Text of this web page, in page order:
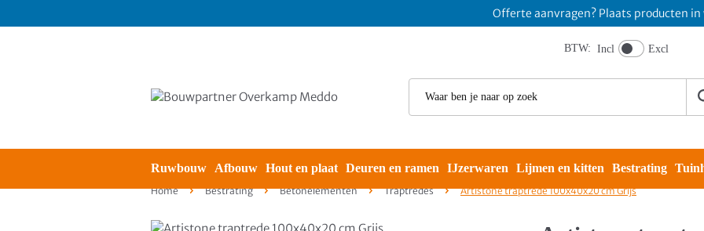
Offerte aanvragen? Plaats producten in
BTW: Incl Excl
Ruwbouw Afbouw Hout en plaat Deuren en ramen IJzerwaren Lijmen en kitten Bestrating
Home Bestrating Betonelementen Traptredes Artistone traptrede 100x40x20 cm Grijs